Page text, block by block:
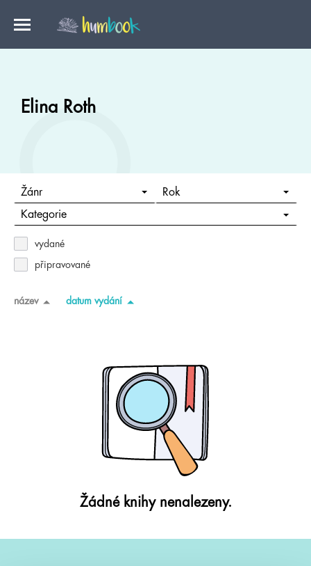
Elina Roth
Žánr Rok
Kategorie
vydané
připravované
název datum vydání
Žádné knihy nenalezeny.